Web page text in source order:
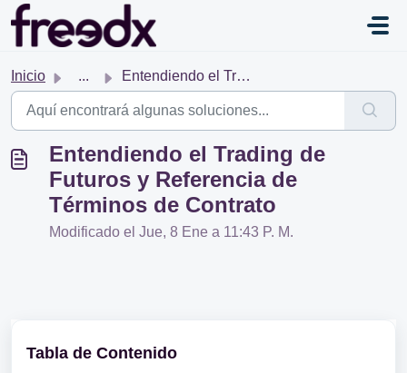
Saltar al contenido principal
Inicio ... Entendiendo el Trading de Futuros y Referencia de Término...
Entendiendo el Trading de
Futuros y Referencia de
Términos de Contrato
Modificado el Jue, 8 Ene a 11:43 P. M.
Tabla de Contenido